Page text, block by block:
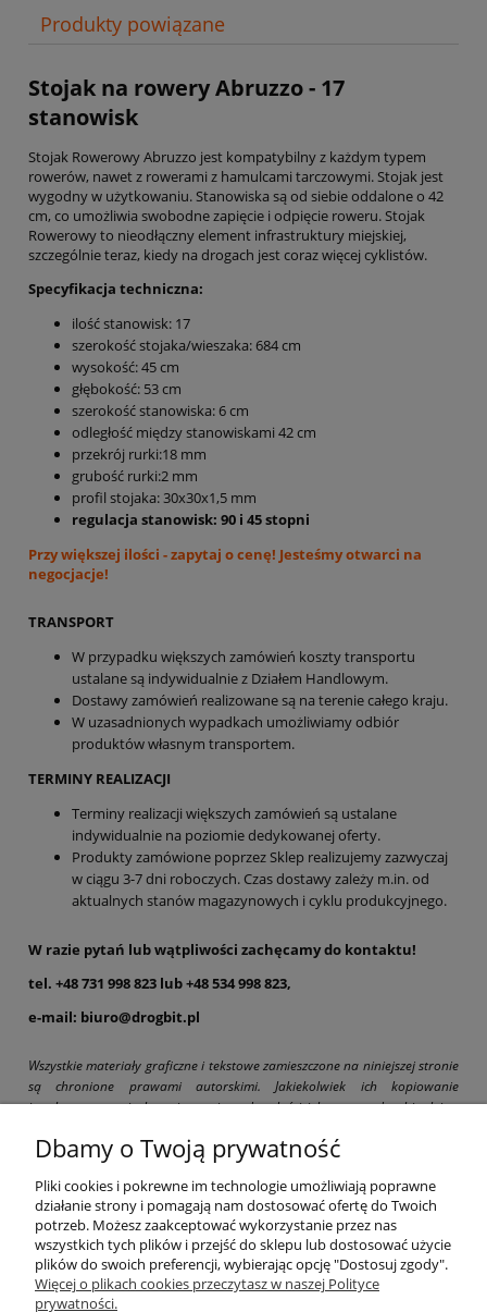
Produkty powiązane
Stojak na rowery Abruzzo - 17
stanowisk
Stojak Rowerowy Abruzzo jest kompatybilny z każdym typem
rowerów, nawet z rowerami z hamulcami tarczowymi. Stojak jest
wygodny w użytkowaniu. Stanowiska są od siebie oddalone o 42
cm, co umożliwia swobodne zapięcie i odpięcie roweru. Stojak
Rowerowy to nieodłączny element infrastruktury miejskiej,
szczególnie teraz, kiedy na drogach jest coraz więcej cyklistów.
Specyfikacja techniczna:
ilość stanowisk: 17
szerokość stojaka/wieszaka: 684 cm
wysokość: 45 cm
głębokość: 53 cm
szerokość stanowiska: 6 cm
odległość między stanowiskami 42 cm
przekrój rurki:18 mm
grubość rurki:2 mm
profil stojaka: 30x30x1,5 mm
regulacja stanowisk: 90 i 45 stopni
Przy większej ilości - zapytaj o cenę! Jesteśmy otwarci na
negocjacje!
TRANSPORT
W przypadku większych zamówień koszty transportu
ustalane są indywidualnie z Działem Handlowym.
Dostawy zamówień realizowane są na terenie całego kraju.
W uzasadnionych wypadkach umożliwiamy odbiór
produktów własnym transportem.
TERMINY REALIZACJI
Terminy realizacji większych zamówień są ustalane
indywidualnie na poziomie dedykowanej oferty.
Produkty zamówione poprzez Sklep realizujemy zazwyczaj
w ciągu 3-7 dni roboczych. Czas dostawy zależy m.in. od
aktualnych stanów magazynowych i cyklu produkcyjnego.
W razie pytań lub wątpliwości zachęcamy do kontaktu!
tel. +48 731 998 823 lub+48534 998 823,
e-mail: biuro@drogbit.pl
Wszystkie materiały graficzne i tekstowe zamieszczone na niniejszej stronie
są chronione prawami autorskimi. Jakiekolwiek ich kopiowanie
i wykorzystywanie bez pisemnej zgody właściciela strony drogbit.pl jest
Pomoc
Dbamy o Twoją prywatność
Pliki cookies i pokrewne im technologie umożliwiają poprawne
działanie strony i pomagają nam dostosować ofertę do Twoich
potrzeb. Możesz zaakceptować wykorzystanie przez nas
wszystkich tych plików i przejść do sklepu lub dostosować użycie
plików do swoich preferencji, wybierając opcję "Dostosuj zgody".
Więcej o plikach cookies przeczytasz w naszej Polityce
prywatności.